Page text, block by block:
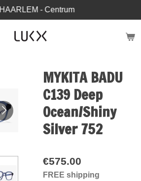
HAARLEM - Centrum
MYKITA BADU
C139 Deep
Ocean/Shiny
Silver 752
€575.00
FREE shipping